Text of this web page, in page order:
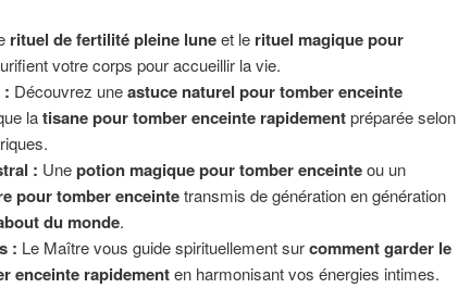
rituel de fertilité pleine luneet le rituel magique pour
votre corps pour accueillir la vie.
: Découvrez uneastuce naturel pour tomber enceinte
latisane pour tomber enceinte rapidementpréparée selon
: Unepotion magique pour tomber enceinteou un
pour tomber enceintetransmis de génération en génération
du monde.
: Le Maître vous guide spirituellement surcomment garder le
enceinte rapidementen harmonisant vos énergies intimes.